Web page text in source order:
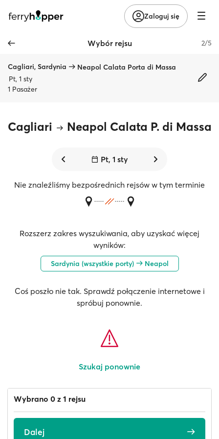
Zaloguj się
Wybór rejsu 2/5
Cagliari, Sardynia
Neapol Calata Porta di Massa
Pt, 1 sty
1 Pasażer
Cagliari Neapol Calata P. di Massa
Pt, 1 sty
Nie znaleźliśmy bezpośrednich rejsów w tym terminie
Rozszerz zakres wyszukiwania, aby uzyskać więcej
wyników:
Sardynia (wszystkie porty) Neapol
Coś poszło nie tak. Sprawdź połączenie internetowe i
spróbuj ponownie.
Szukaj ponownie
Wybrano 0 z 1 rejsu
Dalej